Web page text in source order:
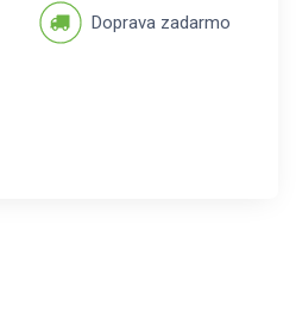
Doprava zadarmo